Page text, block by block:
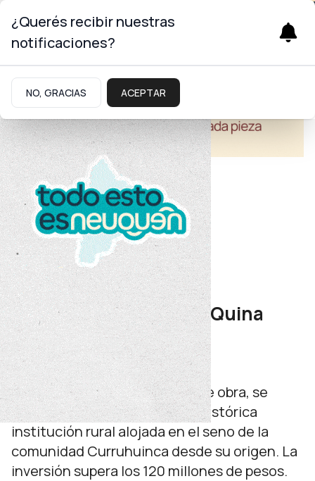
Educación
Educación Primaria
La escuela 33 de Quila Quina
mejora y amplía su
infraestructura
Con casi la mitad del avance de obra, se
desarrolla la ampliación de la histórica
institución rural alojada en el seno de la
comunidad Curruhuinca desde su origen. La
inversión supera los 120 millones de pesos.
¿Querés recibir nuestras
notificaciones?
NO, GRACIAS ACEPTAR